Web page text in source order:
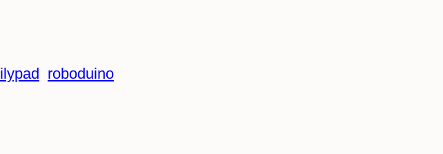
lilypad roboduino